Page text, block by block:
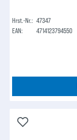
Hrst.-Nr.: 47347
EAN:
4714123794550